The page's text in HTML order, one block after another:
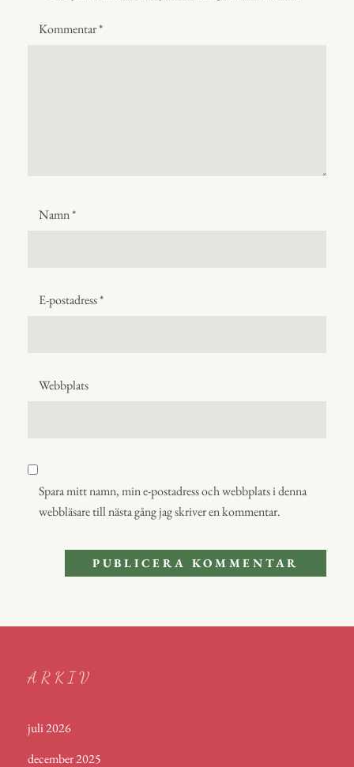
Kommentar*
Namn*
E-postadress*
Webbplats
Spara mitt namn, min e-postadress och webbplats i denna
webbläsare till nästa gång jag skriver en kommentar.
ARKIV
juli 2026
december 2025